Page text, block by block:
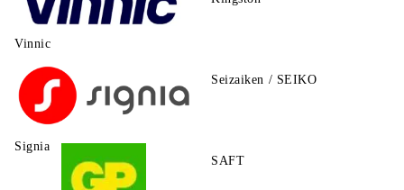
Vinnic
Signia
Seizaiken / SEIKO
SAFT